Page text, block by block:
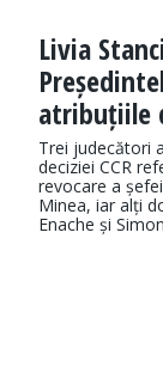
Livia
atribuțiile
Trei judecători
deciziei CCR
revocare a
Minea, iar alți
Enache și